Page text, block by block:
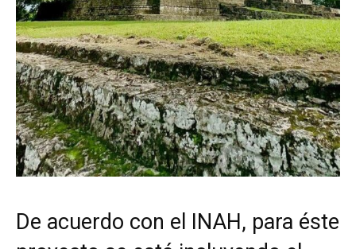
De acuerdo con el INAH, para éste